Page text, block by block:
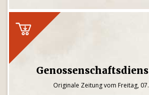
Originale Zeitung vom Freitag,